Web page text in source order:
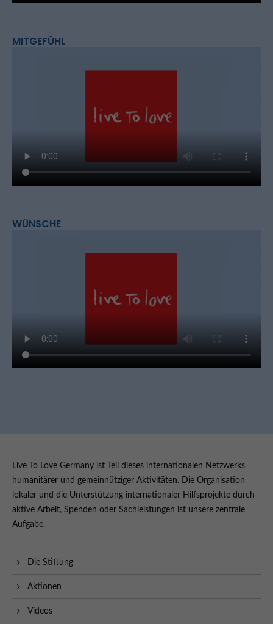
MITGEFÜHL
WÜNSCHE
Live To Love Germany ist Teil dieses internationalen Netzwerks
humanitärer und gemeinnütziger Aktivitäten. Die Organisation
lokaler und die Unterstützung internationaler Hilfsprojekte durch
aktive Arbeit, Spenden oder Sachleistungen ist unsere zentrale
Aufgabe.
Die Stiftung
Aktionen
Videos